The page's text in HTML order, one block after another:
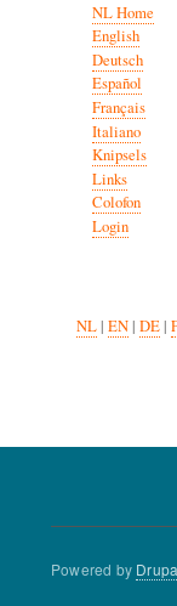
NL Home
English
Deutsch
Español
Français
Italiano
Knipsels
Links
Colofon
Login
NL| EN| DE|
Powered by